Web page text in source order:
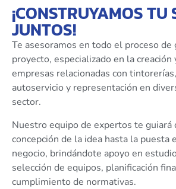
¡CONSTRUYAMOS TU
JUNTOS!
Te asesoramos en todo el proceso
proyecto, especializado en la
empresas relacionadas con
autoservicio y representación en
sector.
Nuestro equipo de expertos te guiará
concepción de la idea hasta la puesta
negocio, brindándote apoyo en
selección de equipos, planificación
cumplimiento de normativas.